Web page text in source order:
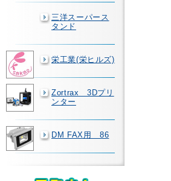
三洋スーパース
タンド
栄工業(栄ヒルズ)
Zortrax 3Dプリ
ンター
DM FAX用 86